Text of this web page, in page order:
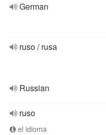
German
ruso / rusa
Russian
ruso
el idioma